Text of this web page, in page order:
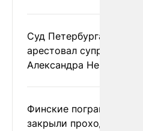
Суд Петербурга заочно
арестовал супругу
Александра Невзорова
Финские пограничники
закрыли проходы для